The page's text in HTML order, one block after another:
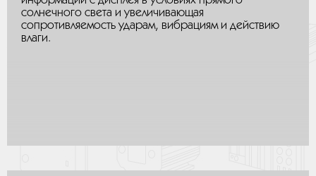
солнечного света и увеличивающая
сопротивляемость ударам, вибрациям и действию
влаги.